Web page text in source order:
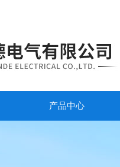
产品中心